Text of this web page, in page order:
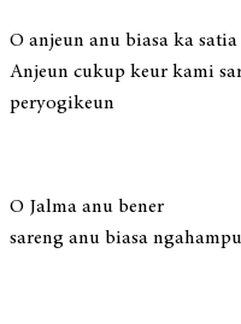
O anjeun anu biasa ka satia
Anjeun cukup keur kami
peryogikeun
O Jalma anu bener
sareng anu biasa